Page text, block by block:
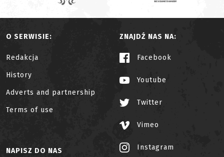
O SERWISIE:
Redakcja
History
Adverts and partnership
Terms of use
ZNAJDŹ NAS NA:
Facebook
Youtube
Twitter
Vimeo
Instagram
NAPISZ DO NAS